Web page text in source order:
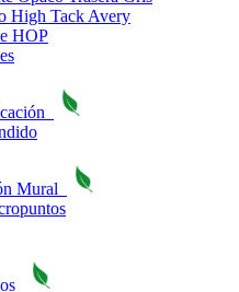
High Tack Avery
HOP
Mural